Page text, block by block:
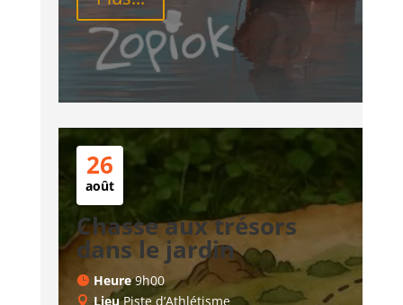
26
août
Chasse aux trésors
dans le jardin
Heure9h00
LieuPiste d’Athlétisme